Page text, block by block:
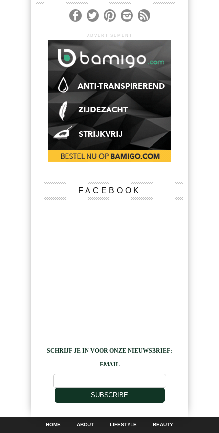
ADVERTISEMENT
FACEBOOK
SCHRIJF JE IN VOOR ONZE NIEUWSBRIEF:
EMAIL
SUBSCRIBE
HOME ABOUT LIFESTYLE BEAUTY